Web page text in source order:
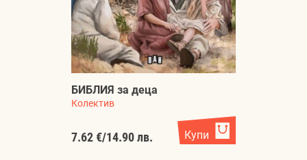
БИБЛИЯ за деца
Колектив
7.62 €/14.90 лв. Купи